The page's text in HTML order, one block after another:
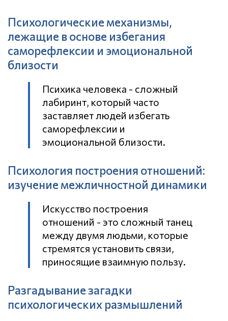
Психологические механизмы,
лежащие в основе избегания
саморефлексии и эмоциональной
близости
Психика человека - сложный
лабиринт, который часто
заставляет людей избегать
саморефлексии и
эмоциональной близости.
Психология построения отношений:
изучение межличностной динамики
Искусство построения
отношений - это сложный танец
между двумя людьми, которые
стремятся установить связи,
приносящие взаимную пользу.
Разгадывание загадки
психологических размышлений